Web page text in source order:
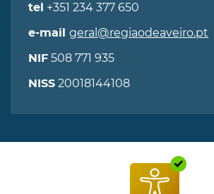
tel +351 234 377 650
e-mail geral@regiaodeaveiro.pt
NIF 508 771 935
NISS 20018144108